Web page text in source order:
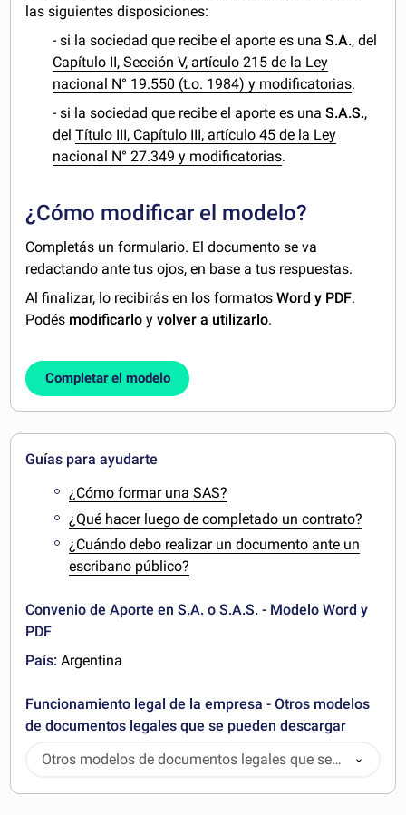
las siguientes disposiciones:
- si la sociedad que recibe el aporte es una S.A., del
Capítulo II, Sección V, artículo 215 de la Ley
nacional N° 19.550 (t.o. 1984) y modificatorias.
- si la sociedad que recibe el aporte es unaS.A.S.,
delTítulo III, Capítulo III, artículo 45 de la Ley
nacional N° 27.349 y modificatorias.
¿Cómo modificar el modelo?
Completás un formulario. El documento se va
redactando ante tus ojos, en base a tus respuestas.
Al finalizar, lo recibirás en los formatosWord y PDF.
Podés modificarlo yvolver a utilizarlo.
Completar el modelo
Guías para ayudarte
¿Cómo formar una SAS?
¿Qué hacer luego de completado un contrato?
¿Cuándo debo realizar un documento ante un
escribano público?
Convenio de Aporte en S.A. o S.A.S. - Modelo Word y
PDF
País: Argentina
Funcionamiento legal de la empresa - Otros modelos
de documentos legales que se pueden descargar
Otros modelos de documentos legales que se
pueden descargar